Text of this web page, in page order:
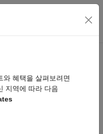
토글
와 혜택을 살펴보려면
지역에 따라 다음